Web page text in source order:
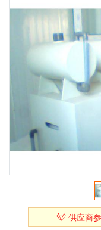
供应商